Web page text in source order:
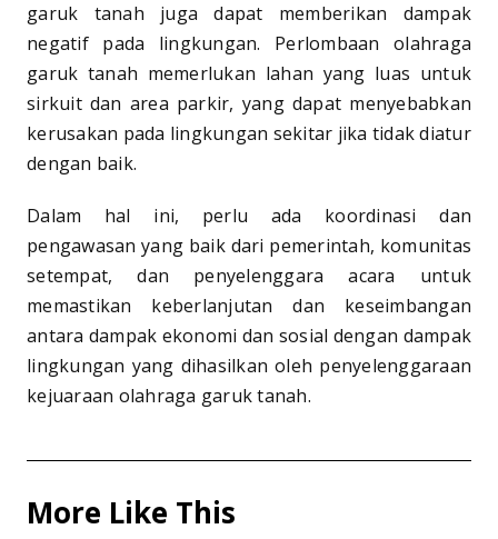
garuk tanah juga dapat memberikan dampak
negatif pada lingkungan. Perlombaan olahraga
garuk tanah memerlukan lahan yang luas untuk
sirkuit dan area parkir, yang dapat menyebabkan
kerusakan pada lingkungan sekitar jika tidak diatur
dengan baik.
Dalam hal ini, perlu ada koordinasi dan
pengawasan yang baik dari pemerintah, komunitas
setempat, dan penyelenggara acara untuk
memastikan keberlanjutan dan keseimbangan
antara dampak ekonomi dan sosial dengan dampak
lingkungan yang dihasilkan oleh penyelenggaraan
kejuaraan olahraga garuk tanah.
More Like This